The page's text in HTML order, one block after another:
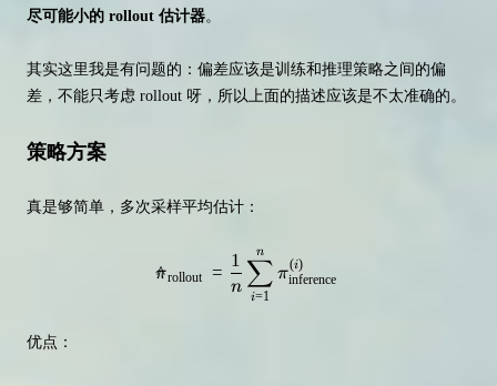
尽可能小的 rollout 估计器。
其实这里我是有问题的：偏差应该是训练和推理策略之间的偏
差，不能只考虑 rollout 呀，所以上面的描述应该是不太准确的。
策略方案
真是够简单，多次采样平均估计：
\hat{\pi}_{\text {rollout
π
^rollout =
n
1
i=1
∑
n
πinference
(i)
优点：